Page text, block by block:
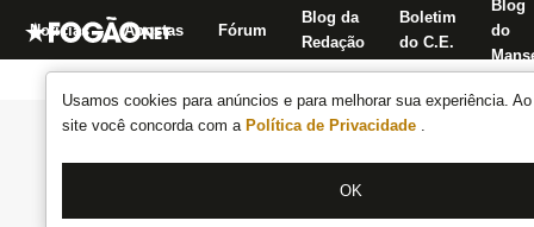
Usamos cookies para anúncios e para melhorar sua experiência.
site você concorda com a Política de Privacidade .
OK
Notícias Apostas Fórum
Blog da
Redação
Boletim
do C.E.
Blog
do